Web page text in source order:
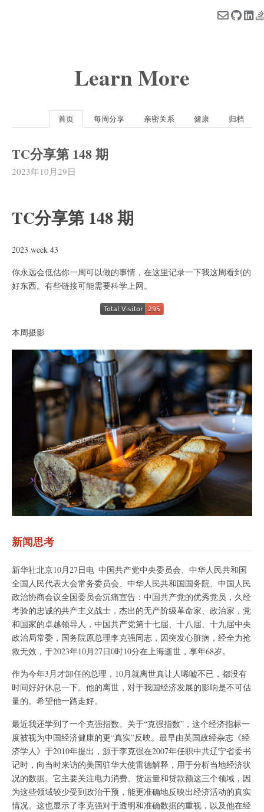
Learn More
首页 每周分享 亲密关系 健康 归档
TC分享第 148 期
2023年10月29日
TC分享第 148 期
2023 week 43
你永远会低估你一周可以做的事情，在这里记录一下我这周看到的
好东西。有些链接可能需要科学上网。
本周摄影
新闻思考
新华社北京10月27日电 中国共产党中央委员会、中华人民共和国
全国人民代表大会常务委员会、中华人民共和国国务院、中国人民
政治协商会议全国委员会沉痛宣告：中国共产党的优秀党员，久经
考验的忠诚的共产主义战士，杰出的无产阶级革命家、政治家，党
和国家的卓越领导人，中国共产党第十七届、十八届、十九届中央
政治局常委，国务院原总理李克强同志，因突发心脏病，经全力抢
救无效，于2023年10月27日0时10分在上海逝世，享年68岁。
作为今年3月才卸任的总理，10月就离世真让人唏嘘不已，都没有
时间好好休息一下。他的离世，对于我国经济发展的影响是不可估
量的。希望他一路走好。
最近我还学到了一个克强指数。关于“克强指数”，这个经济指标一
度被视为中国经济健康的更“真实”反映。最早由英国政经杂志《经
济学人》于2010年提出，源于李克强在2007年任职中共辽宁省委书
记时，向当时来访的美国驻华大使雷德解释，用于分析当地经济状
况的数据。它主要关注电力消费、货运量和贷款额这三个领域，因
为这些领域较少受到政治干预，能更准确地反映出经济活动的真实
情况。这也显示了李克强对于透明和准确数据的重视，以及他在经